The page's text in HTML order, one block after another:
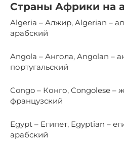
Страны Африки на
Algeria – Алжир, Algerian –
арабский
Angola – Ангола, Angolan –
португальский
Congo – Конго, Congolese –
французский
Egypt – Египет, Egyptian –
арабский